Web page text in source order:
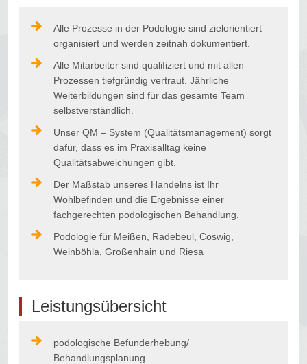
Alle Prozesse in der Podologie sind zielorientiert
organisiert und werden zeitnah dokumentiert.
Alle Mitarbeiter sind qualifiziert und mit allen
Prozessen tiefgründig vertraut. Jährliche
Weiterbildungen sind für das gesamte Team
selbstverständlich.
Unser QM – System (Qualitätsmanagement) sorgt
dafür, dass es im Praxisalltag keine
Qualitätsabweichungen gibt.
Der Maßstab unseres Handelns ist Ihr
Wohlbefinden und die Ergebnisse einer
fachgerechten podologischen Behandlung.
Podologie für Meißen, Radebeul, Coswig,
Weinböhla, Großenhain und Riesa
Leistungsübersicht
podologische Befunderhebung/
Behandlungsplanung